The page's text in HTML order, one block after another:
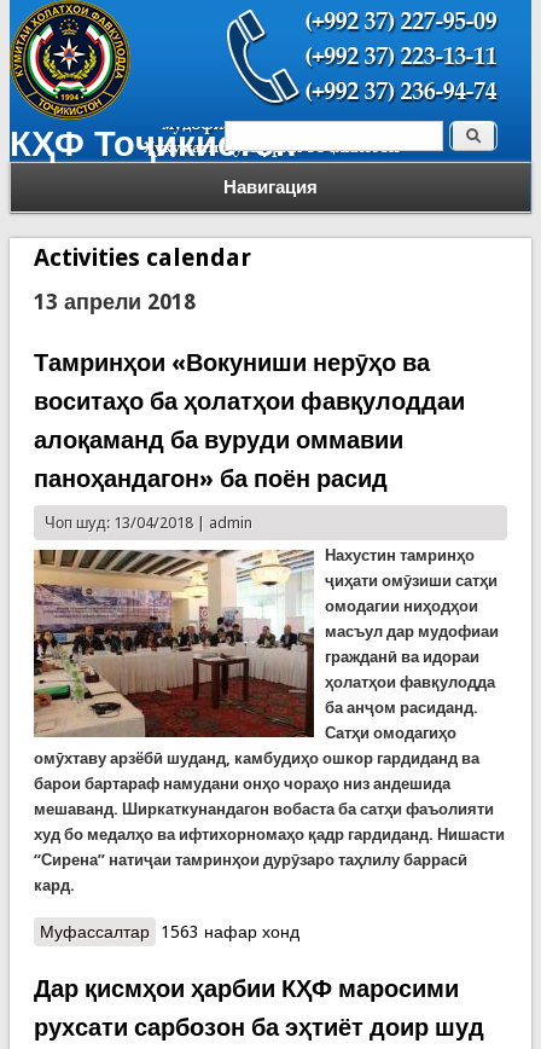
КҲФ Тоҷикистон
Навигация
Форма поиска Поиск
Activities calendar
13 апрели 2018
Тамринҳои «Вокуниши нерӯҳо ва
воситаҳо ба ҳолатҳои фавқулоддаи
алоқаманд ба вуруди оммавии
паноҳандагон» ба поён расид
Чоп шуд: 13/04/2018 | admin
Нахустин тамринҳо
ҷиҳати омӯзиши сатҳи
омодагии ниҳодҳои
масъул дар мудофиаи
гражданӣ ва идораи
ҳолатҳои фавқулодда
ба анҷом расиданд.
Сатҳи омодагиҳо
омӯхтаву арзёбӣ шуданд, камбудиҳо ошкор гардиданд ва
барои бартараф намудани онҳо чораҳо низ андешида
мешаванд. Ширкаткунандагон вобаста ба сатҳи фаъолияти
худ бо медалҳо ва ифтихорномаҳо қадр гардиданд. Нишасти
“Сирена” натиҷаи тамринҳои дурӯзаро таҳлилу баррасӣ
кард.
Муфассалтаро Тамринҳои «Вокуниши нерӯҳо ва воситаҳо ба
оммавии паноҳандагон» ба поён расид
1563 нафар хонд
Дар қисмҳои ҳарбии КҲФ маросими
рухсати сарбозон ба эҳтиёт доир шуд